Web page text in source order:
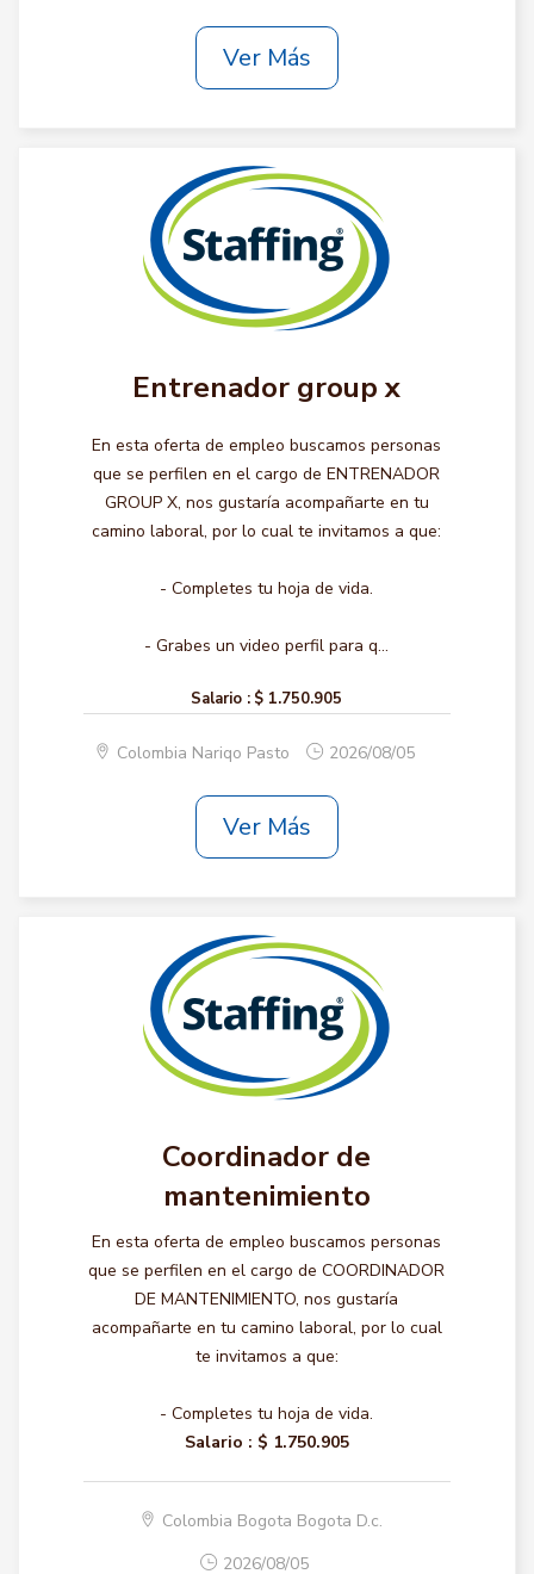
Ver Más
Entrenador group x
En esta oferta de empleo buscamos personas
que se perfilen en el cargo de ENTRENADOR
GROUP X, nos gustaría acompañarte en tu
camino laboral, por lo cual te invitamos a que:
- Completes tu hoja de vida.
- Grabes un video perfil para q...
Salario : $ 1.750.905
Colombia Nariqo Pasto 2026/08/05
Ver Más
Coordinador de
mantenimiento
En esta oferta de empleo buscamos personas
que se perfilen en el cargo de COORDINADOR
DE MANTENIMIENTO, nos gustaría
acompañarte en tu camino laboral, por lo cual
te invitamos a que:
- Completes tu hoja de vida.
Salario : $ 1.750.905
Colombia Bogota Bogota D.c.
2026/08/05